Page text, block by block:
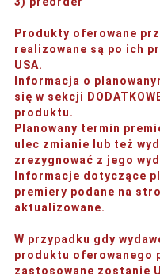
Produkty oferowane
realizowane są po ich
USA.
Informacja o
się w sekcji
produktu.
Planowany termin
ulec zmianie lub też
zrezygnować z jego
Informacje dotyczące
premiery podane na
aktualizowane.
W przypadku gdy
produktu oferowanego
zastosowane zostanie